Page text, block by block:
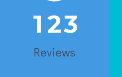
1 23
Reviews